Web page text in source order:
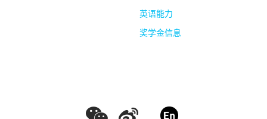
英语能力
奖学金信息